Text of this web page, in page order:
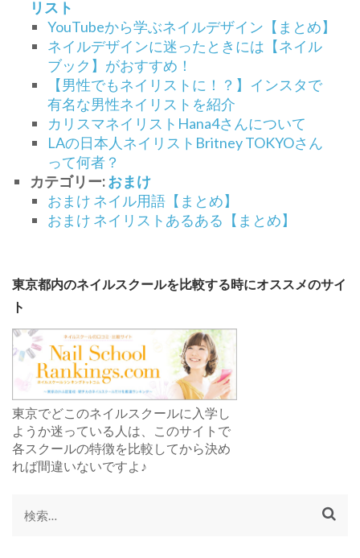
リスト
YouTubeから学ぶネイルデザイン【まとめ】
ネイルデザインに迷ったときには【ネイル
ブック】がおすすめ！
【男性でもネイリストに！？】インスタで
有名な男性ネイリストを紹介
カリスマネイリストHana4さんについて
LAの日本人ネイリストBritney TOKYOさん
って何者？
カテゴリー:おまけ
おまけ ネイル用語【まとめ】
おまけ ネイリストあるある【まとめ】
東京都内のネイルスクールを比較する時にオススメのサイ
ト
東京でどこのネイルスクールに入学し
ようか迷っている人は、このサイトで
各スクールの特徴を比較してから決め
れば間違いないですよ♪
検